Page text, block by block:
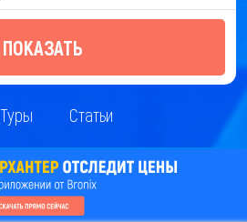
ПОКАЗАТЬ
Туры Статьи